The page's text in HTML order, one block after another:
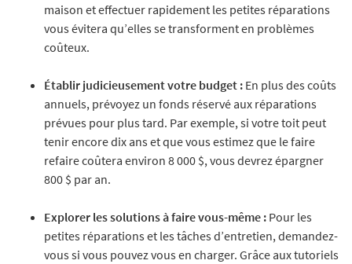
maison et effectuer rapidement les petites réparations
vous évitera qu’elles se transforment en problèmes
coûteux.
Établir judicieusement votre budget : En plus des coûts
annuels, prévoyez un fonds réservé aux réparations
prévues pour plus tard. Par exemple, si votre toit peut
tenir encore dix ans et que vous estimez que le faire
refaire coûtera environ 8 000 $, vous devrez épargner
800 $ par an.
Explorer les solutions à faire vous-même : Pour les
petites réparations et les tâches d’entretien, demandez-
vous si vous pouvez vous en charger. Grâce aux tutoriels